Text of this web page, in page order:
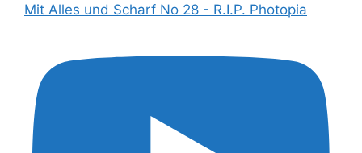
Mit Alles und Scharf No 28 - R.I.P. Photopia